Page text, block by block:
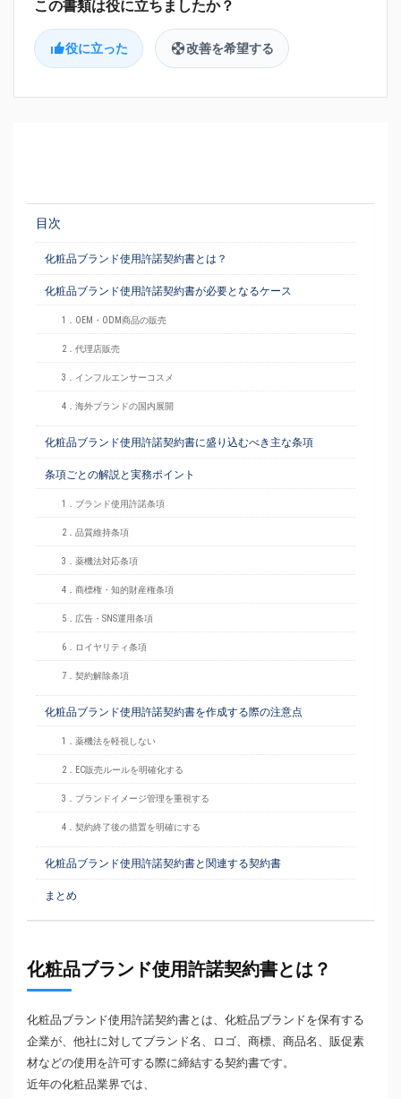
役に立った 改善を希望する
目次
化粧品ブランド使用許諾契約書とは？
化粧品ブランド使用許諾契約書が必要となるケース
1．OEM・ODM商品の販売
2．代理店販売
3．インフルエンサーコスメ
4．海外ブランドの国内展開
化粧品ブランド使用許諾契約書に盛り込むべき主な条項
条項ごとの解説と実務ポイント
1．ブランド使用許諾条項
2．品質維持条項
3．薬機法対応条項
4．商標権・知的財産権条項
5．広告・SNS運用条項
6．ロイヤリティ条項
7．契約解除条項
化粧品ブランド使用許諾契約書を作成する際の注意点
1．薬機法を軽視しない
2．EC販売ルールを明確化する
3．ブランドイメージ管理を重視する
4．契約終了後の措置を明確にする
化粧品ブランド使用許諾契約書と関連する契約書
まとめ
化粧品ブランド使用許諾契約書とは？
化粧品ブランド使用許諾契約書とは、化粧品ブランドを保有する
企業が、他社に対してブランド名、ロゴ、商標、商品名、販促素
材などの使用を許可する際に締結する契約書です。
近年の化粧品業界では、